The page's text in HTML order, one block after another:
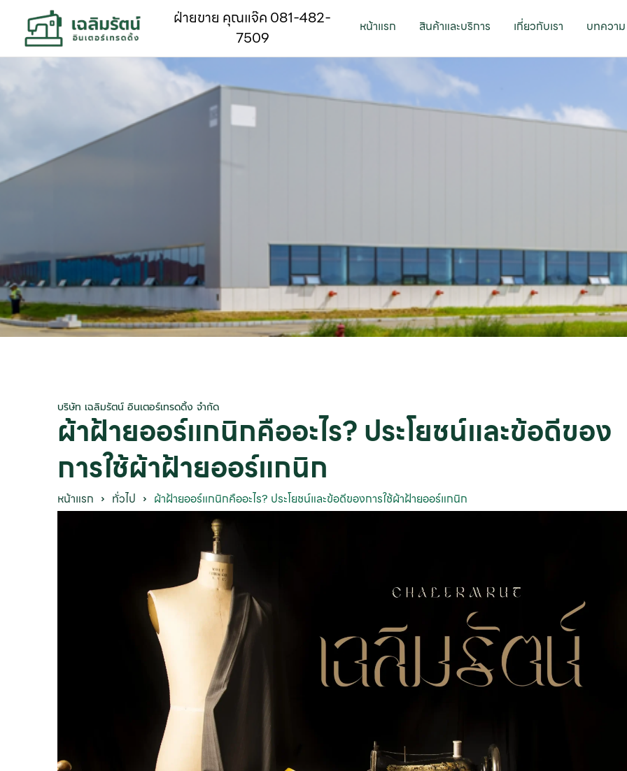
ฝ่ายขาย คุณแจ๊ค 081-482-
7509
หน้าแรก สินค้าและบริการ เกี่ยวกับเรา บทความ
บริษัท เฉลิมรัตน์ อินเตอร์เทรดดิ้ง จำกัด
ผ้าฝ้ายออร์แกนิกคืออะไร? ประโยชน์และข้อดีของ
การใช้ผ้าฝ้ายออร์แกนิก
หน้าแรก ทั่วไป ผ้าฝ้ายออร์แกนิกคืออะไร? ประโยชน์และข้อดีของการใช้ผ้าฝ้ายออร์แกนิก